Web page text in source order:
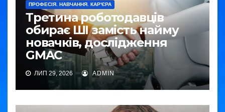
ПРОФЕСІЯ. НАВЧАННЯ. КАР'ЄРА
Третина роботодавців
обирає ШІ замість найму
новачків, дослідження
GMAC
ЛИП 29, 2026 ADMIN